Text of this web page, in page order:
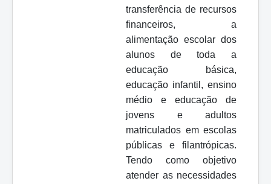
transferência de recursos
financeiros, a
alimentação escolar dos
alunos de toda a
educação básica,
educação infantil, ensino
médio e educação de
jovens e adultos
matriculados em escolas
públicas e filantrópicas.
Tendo como objetivo
atender as necessidades